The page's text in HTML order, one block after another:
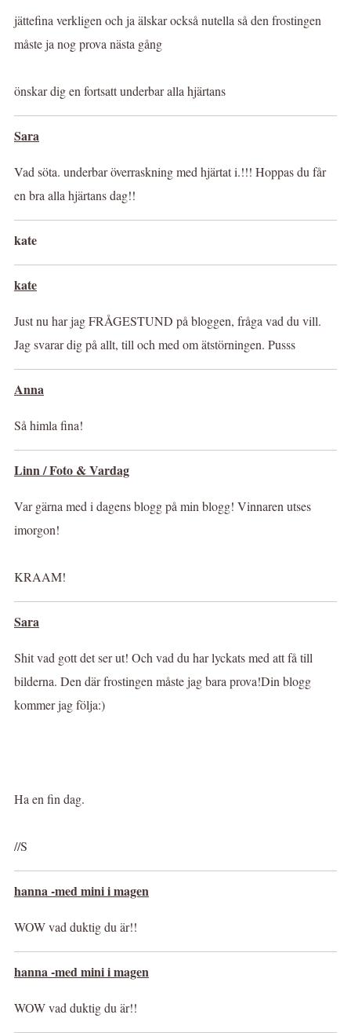
jättefina verkligen och ja älskar också nutella så den frostingen
måste ja nog prova nästa gång
önskar dig en fortsatt underbar alla hjärtans
Sara
Vad söta. underbar överraskning med hjärtat i.!!! Hoppas du får
en bra alla hjärtans dag!!
kate
kate
Just nu har jag FRÅGESTUND på bloggen, fråga vad du vill.
Jag svarar dig på allt, till och med om ätstörningen. Pusss
Anna
Så himla fina!
Linn / Foto & Vardag
Var gärna med i dagens blogg på min blogg! Vinnaren utses
imorgon!
KRAAM!
Sara
Shit vad gott det ser ut! Och vad du har lyckats med att få till
bilderna. Den där frostingen måste jag bara prova!Din blogg
kommer jag följa:)
Ha en fin dag.
//S
hanna -med mini i magen
WOW vad duktig du är!!
hanna -med mini i magen
WOW vad duktig du är!!